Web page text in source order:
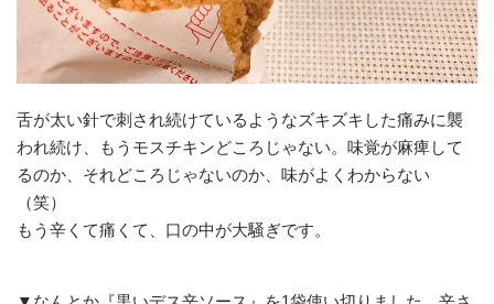
舌が太い針で刺され続けているようなズキズキした痛みに襲
われ続け、もうモスチキンどころじゃない。味覚が麻痺して
るのか、それどころじゃないのか、味がよくわからない
（笑）
もう辛くて痛くて、口の中が大騒ぎです。